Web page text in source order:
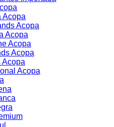
Acopa
Acopa
Acopa
Acopa
Acopa
Acopa
Acopa